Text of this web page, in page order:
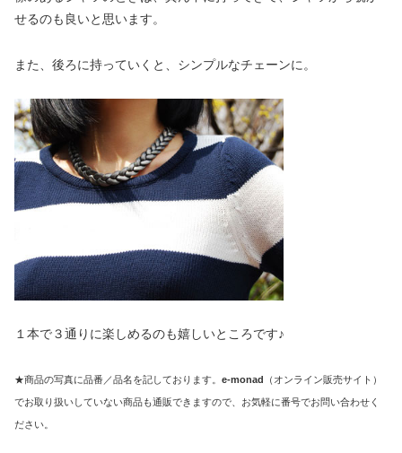
せるのも良いと思います。
また、後ろに持っていくと、シンプルなチェーンに。
１本で３通りに楽しめるのも嬉しいところです♪
★商品の写真に品番／品名を記しております。 e-monad （オンライン販売サイト）
でお取り扱いしていない商品も通販できますので、お気軽に番号でお問い合わせく
ださい。